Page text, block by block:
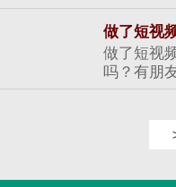
做了短视
做了短视
吗？有朋